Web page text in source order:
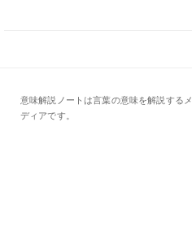
意味解説ノートは言葉の意味を解説するメ
ディアです。